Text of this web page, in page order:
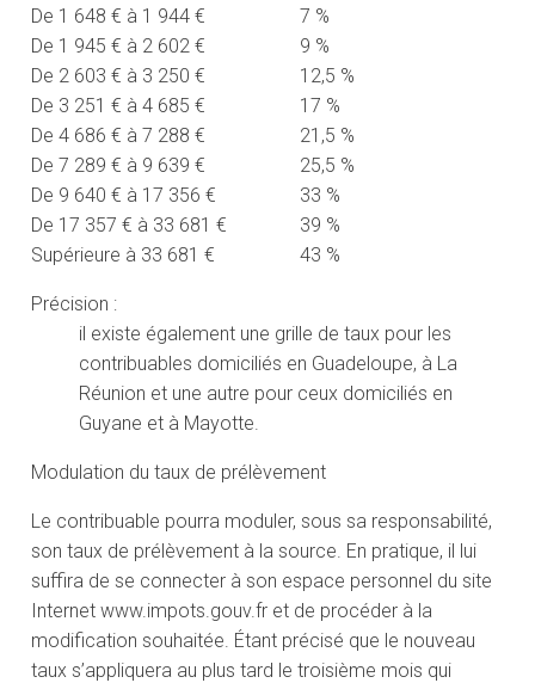
De 1 648 € à 1 944 €
7 %
De 1 945 € à 2 602 €
9 %
De 2 603 € à 3 250 €
12,5 %
De 3 251 € à 4 685 €
17 %
De 4 686 € à 7 288 €
21,5 %
De 7 289 € à 9 639 €
25,5 %
De 9 640 € à 17 356 €
33 %
De 17 357 € à 33 681 €
39 %
Supérieure à 33 681 €
43 %
Précision :
il existe également une grille de taux pour les
contribuables domiciliés en Guadeloupe, à La
Réunion et une autre pour ceux domiciliés en
Guyane et à Mayotte.
Modulation du taux de prélèvement
Le contribuable pourra moduler, sous sa responsabilité,
son taux de prélèvement à la source. En pratique, il lui
suffira de se connecter à son espace personnel du site
Internet www.impots.gouv.fr et de procéder à la
modification souhaitée. Étant précisé que le nouveau
taux s’appliquera au plus tard le troisième mois qui